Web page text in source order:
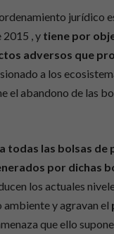
jurídico
2015 , y tiene por
adversos que
a los
el abandono de las
todas las bolsas de
por dichas
los actuales
y agravan el
que ello